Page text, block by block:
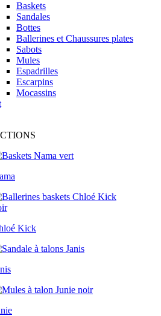
Baskets
Sandales
Bottes
Ballerines et Chaussures plates
Sabots
Mules
Espadrilles
Escarpins
Mocassins
Kick